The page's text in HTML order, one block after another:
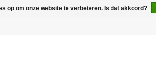
op om onze website te verbeteren. Is dat akkoord?